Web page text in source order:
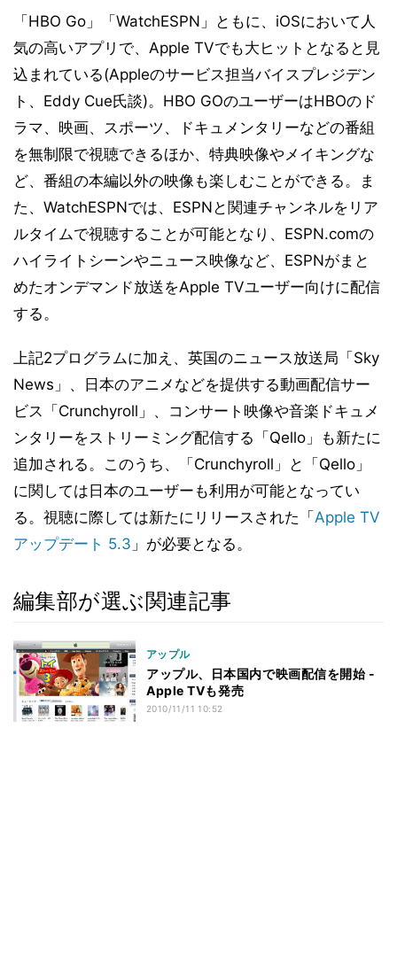
「HBO Go」「WatchESPN」ともに、iOSにおいて人
気の高いアプリで、Apple TVでも大ヒットとなると見
込まれている(Appleのサービス担当バイスプレジデン
ト、Eddy Cue氏談)。HBO GOのユーザーはHBOのド
ラマ、映画、スポーツ、ドキュメンタリーなどの番組
を無制限で視聴できるほか、特典映像やメイキングな
ど、番組の本編以外の映像も楽しむことができる。ま
た、WatchESPNでは、ESPNと関連チャンネルをリア
ルタイムで視聴することが可能となり、ESPN.comの
ハイライトシーンやニュース映像など、ESPNがまと
めたオンデマンド放送をApple TVユーザー向けに配信
する。
上記2プログラムに加え、英国のニュース放送局「Sky
News」、日本のアニメなどを提供する動画配信サー
ビス「Crunchyroll」、コンサート映像や音楽ドキュメ
ンタリーをストリーミング配信する「Qello」も新たに
追加される。このうち、「Crunchyroll」と「Qello」
に関しては日本のユーザーも利用が可能となってい
る。視聴に際しては新たにリリースされた「 Apple TV
アップデート 5.3 」が必要となる。
編集部が選ぶ関連記事
アップル
アップル、日本国内で映画配信を開始 -
Apple TVも発売
2010/11/11 10:52